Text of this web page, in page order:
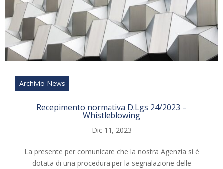
Archivio News
Recepimento normativa D.Lgs 24/2023 –
Whistleblowing
Dic 11, 2023
La presente per comunicare che la nostra Agenzia si è
dotata di una procedura per la segnalazione delle